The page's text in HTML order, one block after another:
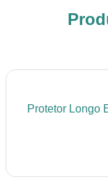
Protetor Longo